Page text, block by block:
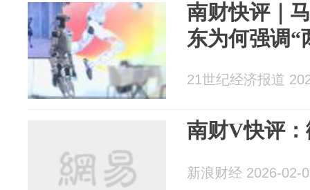
南财快评｜
东为何强调“
21世纪经济报道
南财V快评
新浪财经 2026-02-